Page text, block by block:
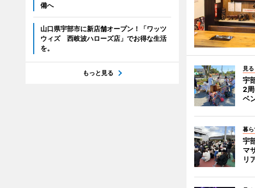
見
宇
2
ベ
暮ら
宇
マ
リ
備へ
山口県宇部市に新店舗オープン！「ワッツ
ウィズ 西岐波ハローズ店」でお得な生活
を。
もっと見る